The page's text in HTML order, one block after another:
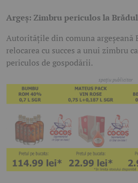
Argeș: Zimbru periculos la
Autoritățile din comuna argeșeană
relocarea cu succes a unui zimbru
periculos de gospodării.